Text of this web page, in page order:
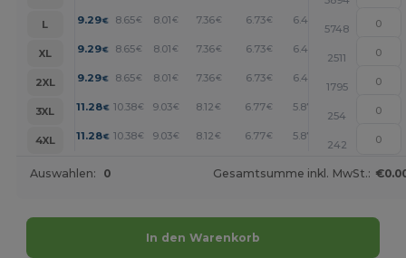
L
9.29€ 8.65€ 8.01€ 7.36€ 6.73€ 6.41 +
5748
XL
9.29€ 8.65€ 8.01€ 7.36€ 6.73€ 6.41 +
2511
2XL
9.29€ 8.65€ 8.01€ 7.36€ 6.73€ 6.41 +
1795
3XL
11.28€ 10.38€ 9.03€ 8.12 € 6.77€ 5.87 +
254
4XL
11.28€ 10.38€ 9.03€ 8.12 € 6.77€ 5.87 +
242
Auswahlen: 0 Gesamtsumme inkl. MwSt.:
In den Warenkorb